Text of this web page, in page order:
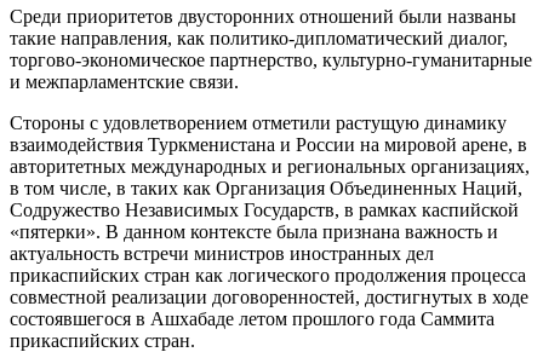
Среди приоритетов двусторонних отношений были названы
такие направления, как политико-дипломатический диалог,
торгово-экономическое партнерство, культурно-гуманитарные
и межпарламентские связи.
Стороны с удовлетворением отметили растущую динамику
взаимодействия Туркменистана и России на мировой арене, в
авторитетных международных и региональных организациях,
в том числе, в таких как Организация Объединенных Наций,
Содружество Независимых Государств, в рамках каспийской
«пятерки». В данном контексте была признана важность и
актуальность встречи министров иностранных дел
прикаспийских стран как логического продолжения процесса
совместной реализации договоренностей, достигнутых в ходе
состоявшегося в Ашхабаде летом прошлого года Саммита
прикаспийских стран.